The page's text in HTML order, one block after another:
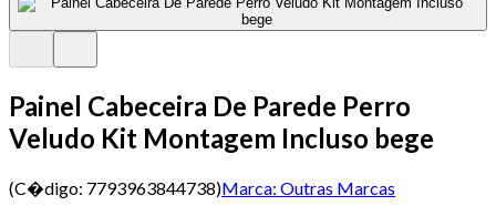
Painel Cabeceira De Parede Perro
Veludo Kit Montagem Incluso bege
(C�digo: 7793963844738)Marca: Outras Marcas